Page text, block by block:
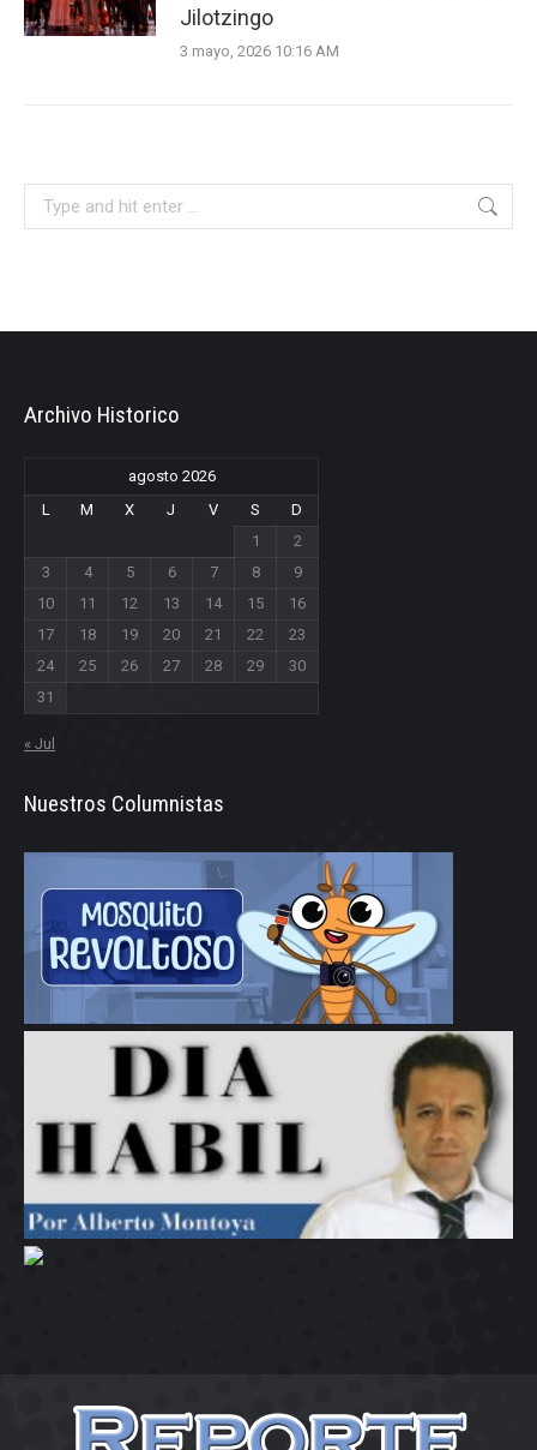
Jilotzingo
3 mayo, 2026 10:16 AM
Archivo Historico
agosto 2026
L
M X J V S
D
1
2
3
4 5 6 7 8
9
10
11 12 13 14 15
16
17
18 19 20 21 22
23
24
25 26 27 28 29
30
31
« Jul
Nuestros Columnistas